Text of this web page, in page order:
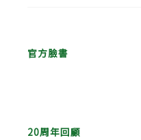
官方臉書
20周年回顧